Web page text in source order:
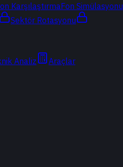
KarşılaştırmaFon Simülasyonu
Sektör Rotasyonu
Analiz
Araçlar